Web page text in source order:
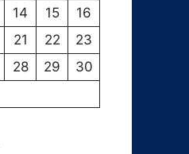
14 15
16
21 22
23
28 29
30